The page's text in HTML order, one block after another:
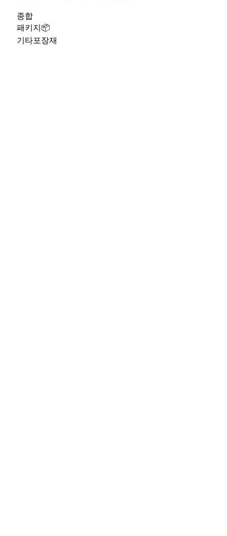
종합
패키지📦
기타포장재